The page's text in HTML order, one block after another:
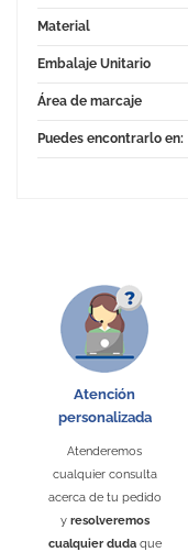
Material
Embalaje Unitario
Área de marcaje
Puedes encontrarlo en:
Atención
personalizada
Atenderemos
cualquier consulta
acerca de tu pedido
y resolveremos
cualquier dudaque